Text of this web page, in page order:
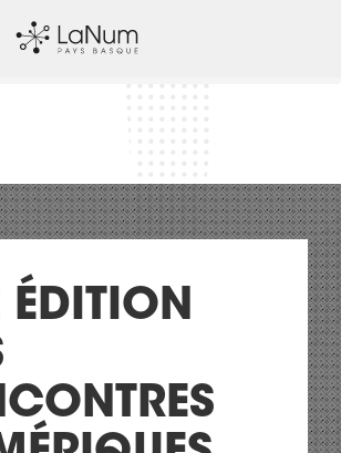
Numériques Pays Basque – 11
ÉDITION